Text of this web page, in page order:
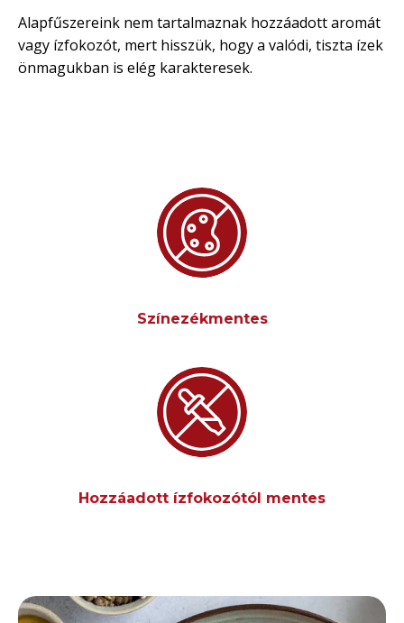
Alapfűszereink nem tartalmaznak hozzáadott aromát
vagy ízfokozót, mert hisszük, hogy a valódi, tiszta ízek
önmagukban is elég karakteresek.
Színezékmentes
Hozzáadott ízfokozótól mentes